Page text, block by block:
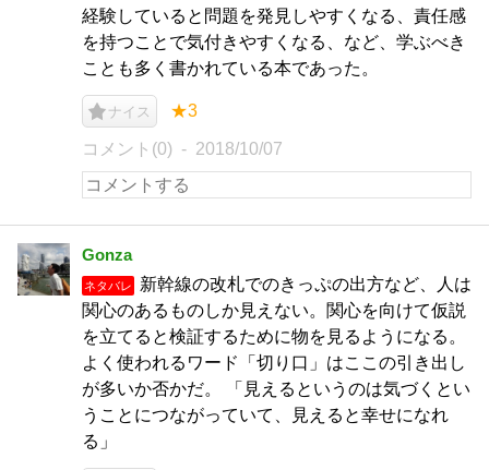
経験していると問題を発見しやすくなる、責任感
を持つことで気付きやすくなる、など、学ぶべき
ことも多く書かれている本であった。
ナイス ★3
コメント(0) 2018/10/07
Gonza
ネタバレ
新幹線の改札でのきっぷの出方など、人は
関心のあるものしか見えない。関心を向けて仮説
を立てると検証するために物を見るようになる。
よく使われるワード「切り口」はここの引き出し
が多いか否かだ。 「見えるというのは気づくとい
うことにつながっていて、見えると幸せになれ
る」